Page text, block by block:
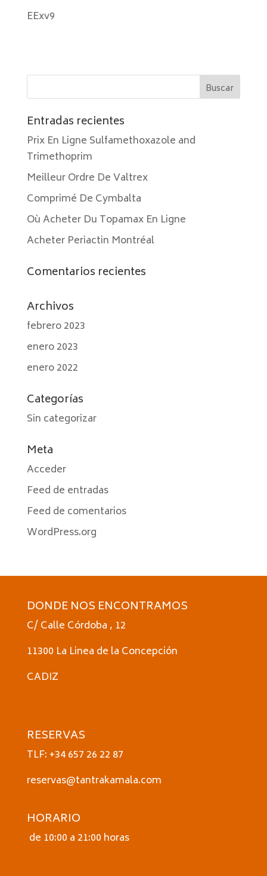
EExv9
Entradas recientes
Prix En Ligne Sulfamethoxazole and
Trimethoprim
Meilleur Ordre De Valtrex
Comprimé De Cymbalta
Où Acheter Du Topamax En Ligne
Acheter Periactin Montréal
Comentarios recientes
Archivos
febrero 2023
enero 2023
enero 2022
Categorías
Sin categorizar
Meta
Acceder
Feed de entradas
Feed de comentarios
WordPress.org
DONDE NOS ENCONTRAMOS
C/ Calle Córdoba , 12
11300 La Linea de la Concepción
CADIZ
RESERVAS
TLF: +34 657 26 22 87
reservas@tantrakamala.com
HORARIO
de 10:00 a 21:00 horas